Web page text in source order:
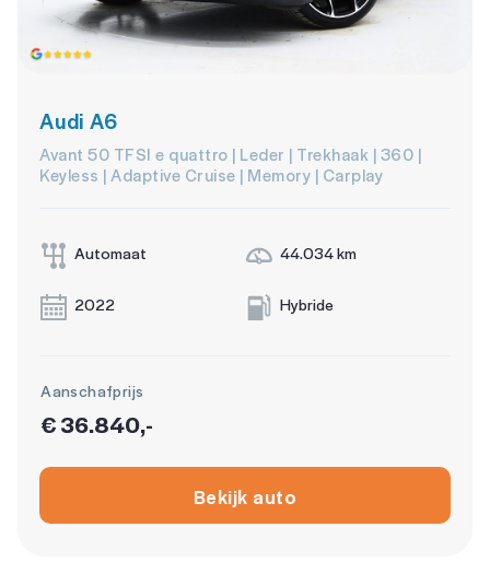
Audi A6
Avant 50 TFSI e quattro | Leder | Trekhaak | 360 |
Keyless | Adaptive Cruise | Memory | Carplay
Automaat 44.034 km
2022 Hybride
Aanschafprijs
€ 36.840,-
Bekijk auto